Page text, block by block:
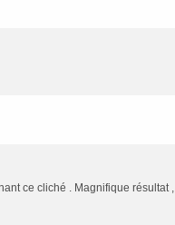
ce cliché . Magnifique résultat ,